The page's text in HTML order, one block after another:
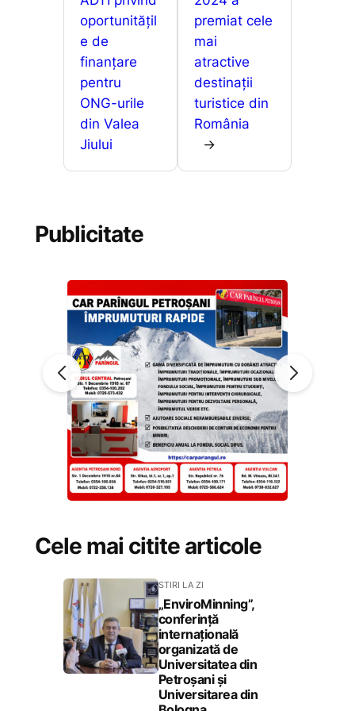
oportunitățil
e de
finanțare
pentru
ONG-urile
din Valea
Jiului
premiat cele
mai
atractive
destinații
turistice din
România
→
Publicitate
Cele mai citite articole
STIRI LA ZI
„EnviroMinning”,
conferință
internațională
organizată de
Universitatea din
Petroșani și
Universitarea din